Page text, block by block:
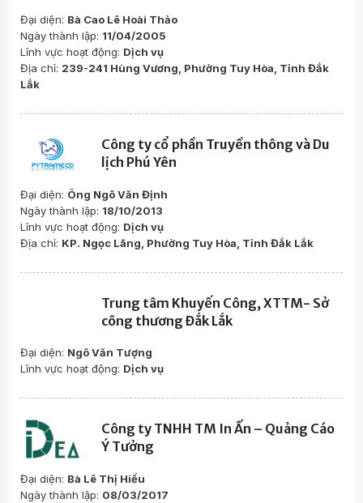
Đại diện: Bà Cao Lê Hoài Thảo
Ngày thành lập: 11/04/2005
Lĩnh vực hoạt động: Dịch vụ
Địa chỉ: 239-241 Hùng Vương, Phường Tuy Hòa, Tỉnh Đắk
Lắk
Công ty cổ phần Truyền thông và Du
lịch Phú Yên
Đại diện: Ông Ngô Văn Định
Ngày thành lập: 18/10/2013
Lĩnh vực hoạt động: Dịch vụ
Địa chỉ: KP. Ngọc Lãng, Phường Tuy Hòa, Tỉnh Đắk Lắk
Trung tâm Khuyến Công, XTTM- Sở
công thương Đắk Lắk
Đại diện: Ngô Văn Tượng
Lĩnh vực hoạt động: Dịch vụ
Công ty TNHH TM In Ấn – Quảng Cáo
Ý Tưởng
Đại diện: Bà Lê Thị Hiếu
Ngày thành lập: 08/03/2017